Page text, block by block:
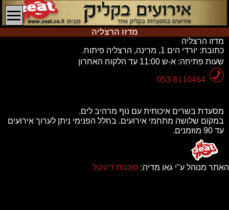
מדזו הרצליה
מדזו הרצליה
כתובת: יורדי הים 1, מרינה, הרצליה פיתוח.
שעות פתיחה: א-ש 11:00 עד הלקוח האחרון
053-6110464
מסעדת בשרים איכותית עם נוף מרהיב לים.
במקום שלושה מתחמי אירועים. בחלל הפנימי ניתן לערוך אירועים
עד 90 מוזמנים.
האתר מנוהל ע"י גאו מדיה: סוכנות דיגיטל